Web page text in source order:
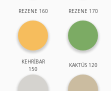
REZENE 160 REZENE 170
KEHRİBAR
150
KAKTÜS 120